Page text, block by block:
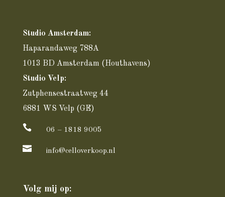
Haparandaweg 788A